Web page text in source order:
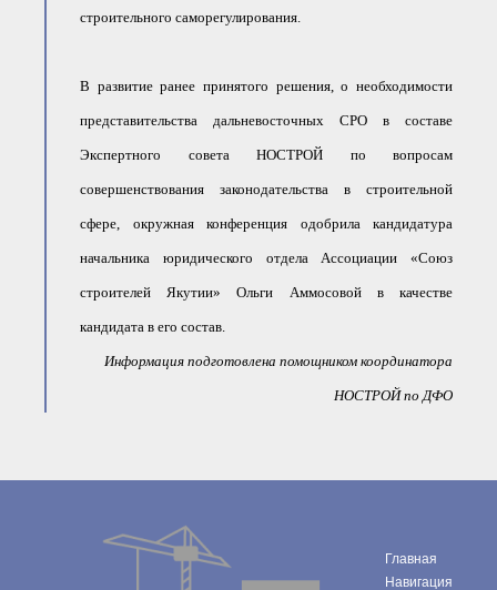
строительного саморегулирования.
В развитие ранее принятого решения, о необходимости
представительства дальневосточных СРО в составе
Экспертного совета НОСТРОЙ по вопросам
совершенствования законодательства в строительной
сфере, окружная конференция одобрила кандидатура
начальника юридического отдела Ассоциации «Союз
строителей Якутии» Ольги Аммосовой в качестве
кандидата в его состав.
Информация подготовлена помощником координатора
НОСТРОЙ по ДФО
Главная
Навигация